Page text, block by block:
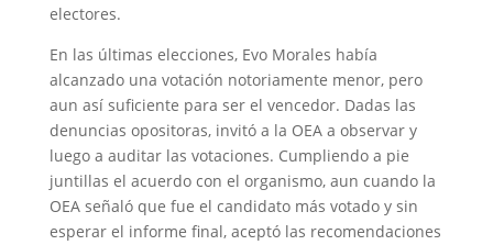
electores.
En las últimas elecciones, Evo Morales había
alcanzado una votación notoriamente menor, pero
aun así suficiente para ser el vencedor. Dadas las
denuncias opositoras, invitó a la OEA a observar y
luego a auditar las votaciones. Cumpliendo a pie
juntillas el acuerdo con el organismo, aun cuando la
OEA señaló que fue el candidato más votado y sin
esperar el informe final, aceptó las recomendaciones